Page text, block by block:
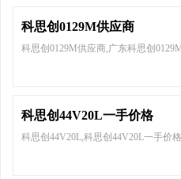
科思创0129M供应商
科思创0129M供应商,广东科思创
科思创44V20L一手价格
科思创44V20L,科思创44V20L一手价